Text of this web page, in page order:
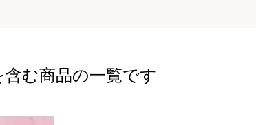
む商品の一覧です